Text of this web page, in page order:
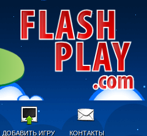
ДОБАВИТЬ ИГРУ КОНТАКТЫ